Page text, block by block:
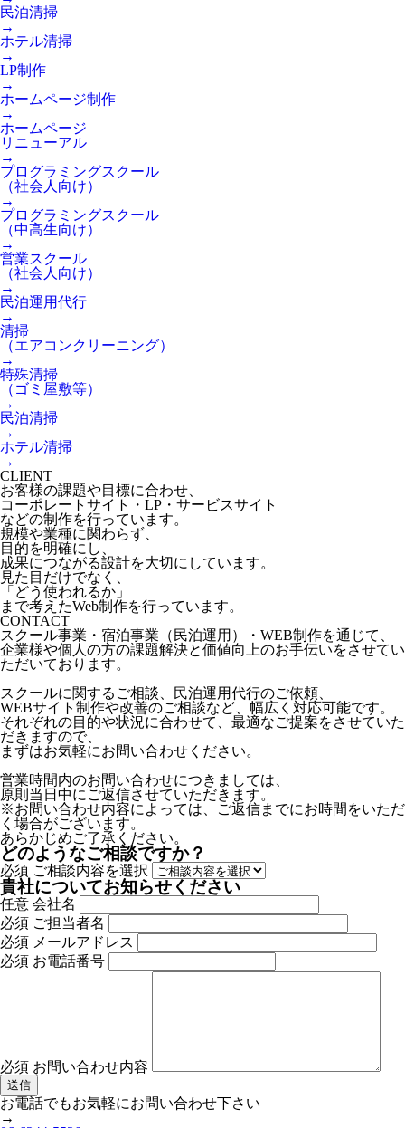
民泊清掃
→
ホテル清掃
→
LP制作
→
ホームページ制作
→
ホームページ
リニューアル
→
プログラミングスクール
（社会人向け）
→
プログラミングスクール
（中高生向け）
→
営業スクール
（社会人向け）
→
民泊運用代行
→
清掃
（エアコンクリーニング）
→
特殊清掃
（ゴミ屋敷等）
→
民泊清掃
→
ホテル清掃
→
CLIENT
お客様の課題や目標に合わせ、
コーポレートサイト・LP・サービスサイト
などの制作を行っています。
規模や業種に関わらず、
目的を明確にし、
成果につながる設計を大切にしています。
見た目だけでなく、
「どう使われるか」
まで考えたWeb制作を行っています。
CONTACT
スクール事業・宿泊事業（民泊運用）・WEB制作を通じて、
企業様や個人の方の課題解決と価値向上のお手伝いをさせてい
ただいております。
スクールに関するご相談、民泊運用代行のご依頼、
WEBサイト制作や改善のご相談など、幅広く対応可能です。
それぞれの目的や状況に合わせて、最適なご提案をさせていた
だきますので、
まずはお気軽にお問い合わせください。
営業時間内のお問い合わせにつきましては、
原則当日中にご返信させていただきます。
※お問い合わせ内容によっては、ご返信までにお時間をいただ
く場合がございます。
あらかじめご了承ください。
どのようなご相談ですか？
必須 ご相談内容を選択
貴社についてお知らせください
任意 会社名
必須 ご担当者名
必須 メールアドレス
必須 お電話番号
必須 お問い合わせ内容
お電話でもお気軽にお問い合わせ下さい
→